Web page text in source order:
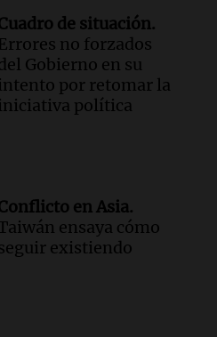
de situación.
no forzados
Gobierno en su
por retomar la
política
en Asia.
ensaya cómo
existiendo